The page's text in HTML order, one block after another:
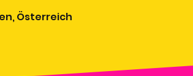
Österreich